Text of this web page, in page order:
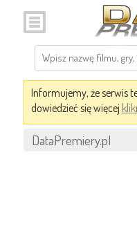
Informujemy, że serwis
dowiedzieć się więcej
DataPremiery.pl